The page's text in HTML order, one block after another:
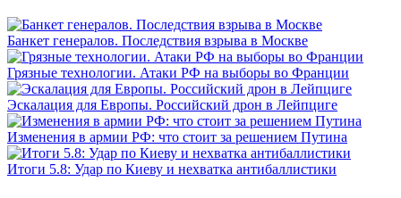
Банкет генералов. Последствия взрыва в Москве
Грязные технологии. Атаки РФ на выборы во Франции
Эскалация для Европы. Российский дрон в Лейпциге
Изменения в армии РФ: что стоит за решением Путина
Итоги 5.8: Удар по Киеву и нехватка антибаллистики